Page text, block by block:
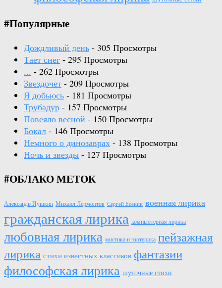
#Популярные
Дождливый день - 305 Просмотры
Тает снег - 295 Просмотры
... - 262 Просмотры
Звездочет - 209 Просмотры
Я добьюсь - 181 Просмотры
Трубадур - 157 Просмотры
Повеяло весной - 150 Просмотры
Бокал - 146 Просмотры
Немного о динозаврах - 138 Просмотры
Ночь и звезды - 127 Просмотры
#ОБЛАКО МЕТОК
Александр Пушкин Михаил Лермонтов Сергей Есенин военная лирика
гражданская лирика компьютерная лирика
любовная лирика мистика и эзотерика пейзажная
лирика стихи известных классиков фантазии
философская лирика шуточные стихи